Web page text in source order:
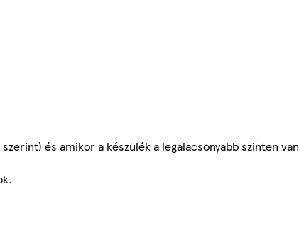
és amikor a készülék a legalacsonyabb szinten van